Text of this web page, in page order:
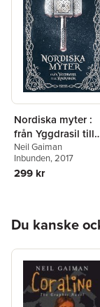
Nordiska myter :
från Yggdrasil till
Ragnarök
Neil Gaiman
Inbunden, 2017
299 kr
Du kanske